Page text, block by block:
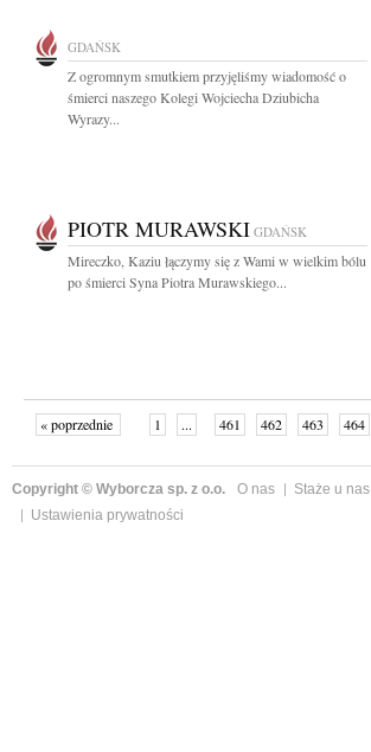
GDAŃSK
Z ogromnym smutkiem przyjęliśmy wiadomość o
śmierci naszego Kolegi Wojciecha Dziubicha
Wyrazy...
PIOTR MURAWSKI GDAŃSK
Mireczko, Kaziu łączymy się z Wami w wielkim bólu
po śmierci Syna Piotra Murawskiego...
« poprzednie 1 ... 461 462 463 464
Copyright © Wyborcza sp. z o.o. O nas Staże u nas
Ustawienia prywatności